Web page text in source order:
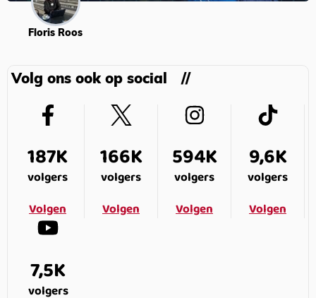
Floris Roos
Volg ons ook op social
187K
volgers
Volgen
166K
volgers
Volgen
594K
volgers
Volgen
9,6K
volgers
Volgen
7,5K
volgers